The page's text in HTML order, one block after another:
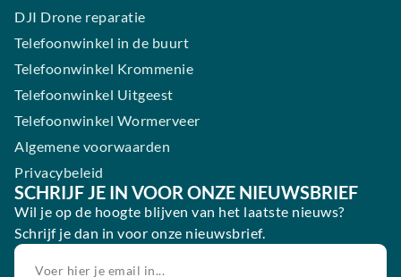
DJI Drone reparatie
Telefoonwinkel in de buurt
Telefoonwinkel Krommenie
Telefoonwinkel Uitgeest
Telefoonwinkel Wormerveer
Algemene voorwaarden
Privacybeleid
SCHRIJF JE IN VOOR ONZE NIEUWSBRIEF
Wil je op de hoogte blijven van het laatste nieuws?
Schrijf je dan in voor onze nieuwsbrief.